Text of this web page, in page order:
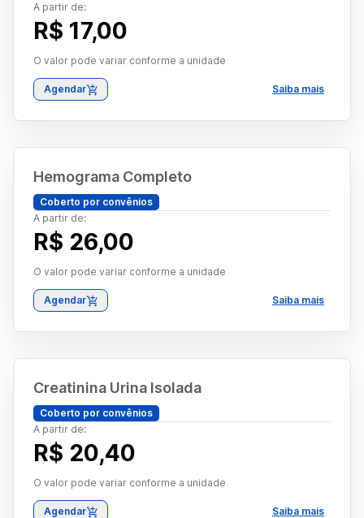
A partir de:
R$ 17,00
O valor pode variar conforme a unidade
Agendar Saiba mais
Hemograma Completo
Coberto por convênios
A partir de:
R$ 26,00
O valor pode variar conforme a unidade
Agendar Saiba mais
Creatinina Urina Isolada
Coberto por convênios
A partir de:
R$ 20,40
O valor pode variar conforme a unidade
Agendar Saiba mais